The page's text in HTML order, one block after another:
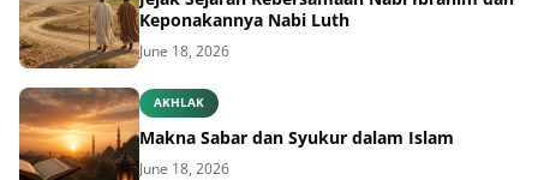
Keponakannya Nabi Luth
June 18, 2026
AKHLAK
Makna Sabar dan Syukur dalam Islam
June 18, 2026